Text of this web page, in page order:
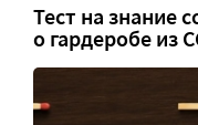
Тест на знание
о гардеробе из